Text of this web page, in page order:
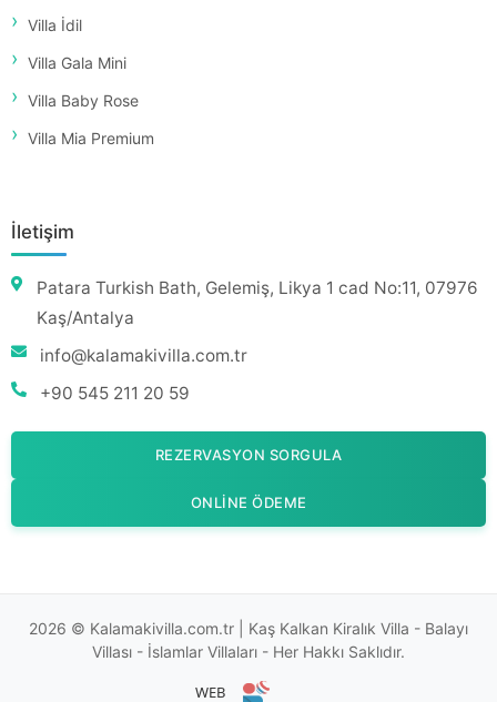
Villa İdil
Villa Gala Mini
Villa Baby Rose
Villa Mia Premium
İletişim
Patara Turkish Bath, Gelemiş, Likya 1 cad No:11, 07976
Kaş/Antalya
info@kalamakivilla.com.tr
+90 545 211 20 59
REZERVASYON SORGULA
ONLINE ÖDEME
2026 © Kalamakivilla.com.tr | Kaş Kalkan Kiralık Villa - Balayı
Villası - İslamlar Villaları - Her Hakkı Saklıdır.